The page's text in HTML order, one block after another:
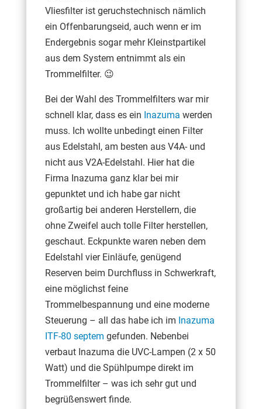
Vliesfilter ist geruchstechnisch nämlich
ein Offenbarungseid, auch wenn er im
Endergebnis sogar mehr Kleinstpartikel
aus dem System entnimmt als ein
Trommelfilter. 😉
Bei der Wahl des Trommelfilters war mir
schnell klar, dass es ein Inazuma werden
muss. Ich wollte unbedingt einen Filter
aus Edelstahl, am besten aus V4A- und
nicht aus V2A-Edelstahl. Hier hat die
Firma Inazuma ganz klar bei mir
gepunktet und ich habe gar nicht
großartig bei anderen Herstellern, die
ohne Zweifel auch tolle Filter herstellen,
geschaut. Eckpunkte waren neben dem
Edelstahl vier Einläufe, genügend
Reserven beim Durchfluss in Schwerkraft,
eine möglichst feine
Trommelbespannung und eine moderne
Steuerung – all das habe ich im Inazuma
ITF-80 septem gefunden. Nebenbei
verbaut Inazuma die UVC-Lampen (2 x 50
Watt) und die Spühlpumpe direkt im
Trommelfilter – was ich sehr gut und
begrüßenswert finde.